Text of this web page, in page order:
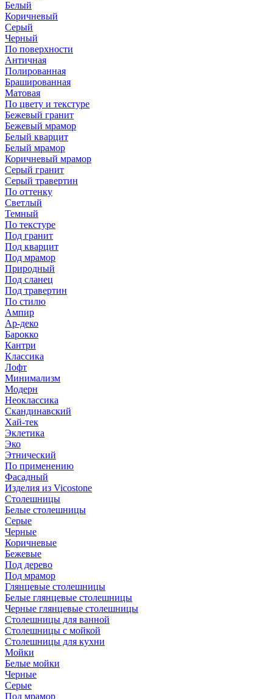
Белый
Коричневый
Серый
Черный
По поверхности
Античная
Полированная
Брашированная
Матовая
По цвету и текстуре
Бежевый гранит
Бежевый мрамор
Белый кварцит
Белый мрамор
Коричневый мрамор
Серый гранит
Серый травертин
По оттенку
Светлый
Темный
По текстуре
Под гранит
Под кварцит
Под мрамор
Природный
Под сланец
Под травертин
По стилю
Ампир
Ар-деко
Барокко
Кантри
Классика
Лофт
Минимализм
Модерн
Неоклассика
Скандинавский
Хай-тек
Эклетика
Эко
Этнический
По применению
Фасадный
Изделия из Vicostone
Столешницы
Белые столешницы
Серые
Черные
Коричневые
Бежевые
Под дерево
Под мрамор
Глянцевые столешницы
Белые глянцевые столешницы
Черные глянцевые столешницы
Столешницы для ванной
Столешницы с мойкой
Столешницы для кухни
Мойки
Белые мойки
Черные
Серые
Под мрамор